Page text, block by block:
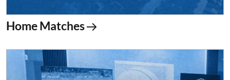
Home Matches